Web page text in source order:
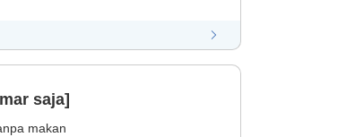
saja]
makan